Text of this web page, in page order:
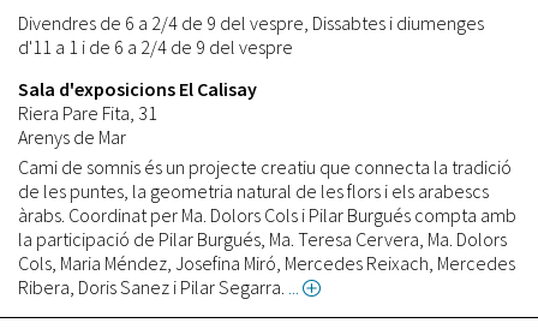
Divendres de 6 a 2/4 de 9 del vespre, Dissabtes i diumenges
d'11 a 1 i de 6 a 2/4 de 9 del vespre
Sala d'exposicions El Calisay
Riera Pare Fita, 31
Arenys de Mar
Cami de somnis és un projecte creatiu que connecta la tradició
de les puntes, la geometria natural de les flors i els arabescs
àrabs. Coordinat per Ma. Dolors Cols i Pilar Burgués compta amb
la participació de Pilar Burgués, Ma. Teresa Cervera, Ma. Dolors
Cols, Maria Méndez, Josefina Miró, Mercedes Reixach, Mercedes
Ribera, Doris Sanez i Pilar Segarra.